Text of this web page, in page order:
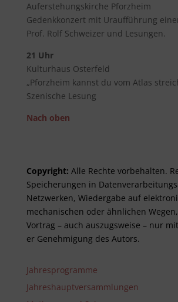
Auferstehungskirche Pforzheim
Gedenkkonzert mit Uraufführung
Prof. Rolf Schweizer und Lesungen.
21 Uhr
Kulturhaus Osterfeld
„Pforzheim kannst du vom Atlas
Szenische Lesung
Nach oben
Copyright: Alle Rechte vor­be­halt­en.
Spei­cher­ungen in
Netz­werken, Wieder­gabe auf
mech­anisch­en oder ähnlich­en
Vor­trag – auch aus­zugs­weise – nur
er Genehm­ig­ung des Autors.
Jahresprogramme
Jahreshauptversammlungen